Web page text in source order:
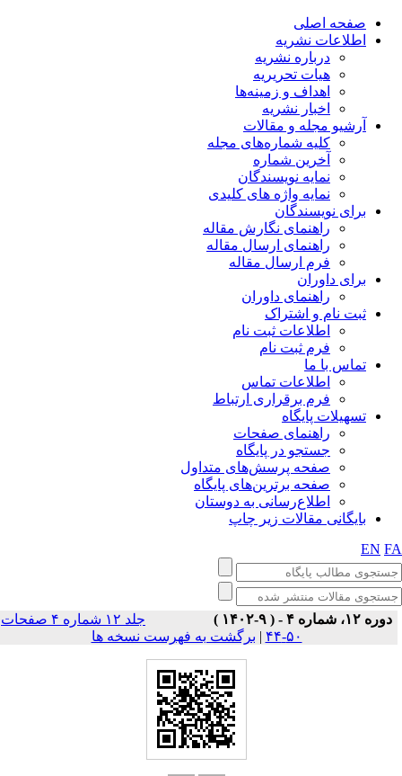
صفحه اصلی
اطلاعات نشریه
درباره نشریه
هیات تحریریه
اهداف و زمینه‌ها
اخبار نشریه
آرشیو مجله و مقالات
کلیه شماره‌های مجله
آخرین شماره
نمایه نویسندگان
نمایه واژه های کلیدی
برای نویسندگان
راهنمای نگارش مقاله
راهنمای ارسال مقاله
فرم ارسال مقاله
برای داوران
راهنمای داوران
ثبت نام و اشتراک
اطلاعات ثبت نام
فرم ثبت نام
تماس با ما
اطلاعات تماس
فرم برقراری ارتباط
تسهیلات پایگاه
راهنمای صفحات
جستجو در پایگاه
صفحه پرسش‌های متداول
صفحه برترین‌های پایگاه
اطلاع‌رسانی به دوستان
بایگانی مقالات زیر چاپ
EN
دوره ۱۲، شماره ۴ - ( ۹-۱۴۰۲ )
جلد ۱۲ شماره ۴ صفحات
۵۰-۴۴
| برگشت به فهرست نسخه ها